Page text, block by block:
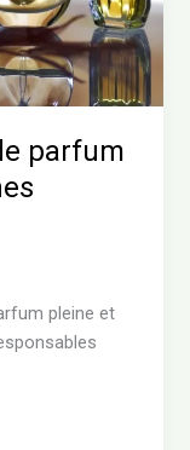
parfum
pleine et